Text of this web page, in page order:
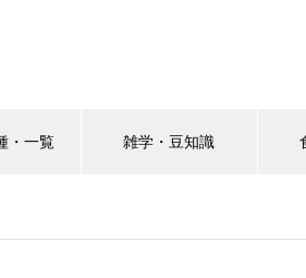
・一覧 雑学・豆知識